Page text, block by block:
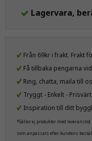
Lagervara,
Från 69kr i frakt. Frakt
Få tillbaka pengarna
Ring, chatta, maila till
Tryggt - Enkelt - Prisvärt
Inspiration till ditt
*Gäller ej produkter med
som anpassats efter kundens